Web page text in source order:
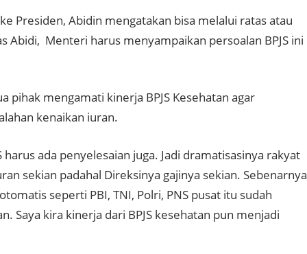
Presiden, Abidin mengatakan bisa melalui ratas atau
Abidi, Menteri harus menyampaikan persoalan BPJS ini
pihak mengamati kinerja BPJS Kesehatan agar
kenaikan iuran.
harus ada penyelesaian juga. Jadi dramatisasinya rakyat
sekian padahal Direksinya gajinya sekian. Sebenarnya
seperti PBI, TNI, Polri, PNS pusat itu sudah
Saya kira kinerja dari BPJS kesehatan pun menjadi